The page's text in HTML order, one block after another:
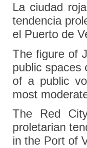
La ciudad
tendencia
el Puerto de
The figure of
public spaces
of a public
most
The Red
proletarian
in the Port of